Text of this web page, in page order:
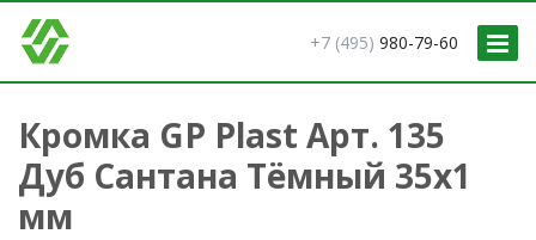
+7 (495) 980-79-60
Кромка GP Plast Арт. 135
Дуб Сантана Тёмный 35x1
мм